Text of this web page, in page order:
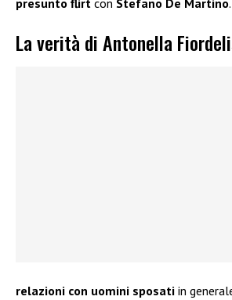
La verità di Antonella
relazioni con uomini sposati in